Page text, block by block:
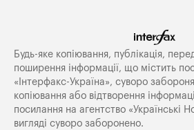
Будь-яке копiювання, публiкацiя,
поширення iнформацiї, що мiстить
«Iнтерфакс-Україна», суворо
копіювання або відтворення
посилання на агентство «Українські
вигляді суворо заборонено.